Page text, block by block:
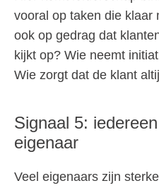
vooral op taken die klaar
ook op gedrag dat
kijkt op? Wie neemt
Wie zorgt dat de klant
Signaal 5:
eigenaar
Veel eigenaars zijn